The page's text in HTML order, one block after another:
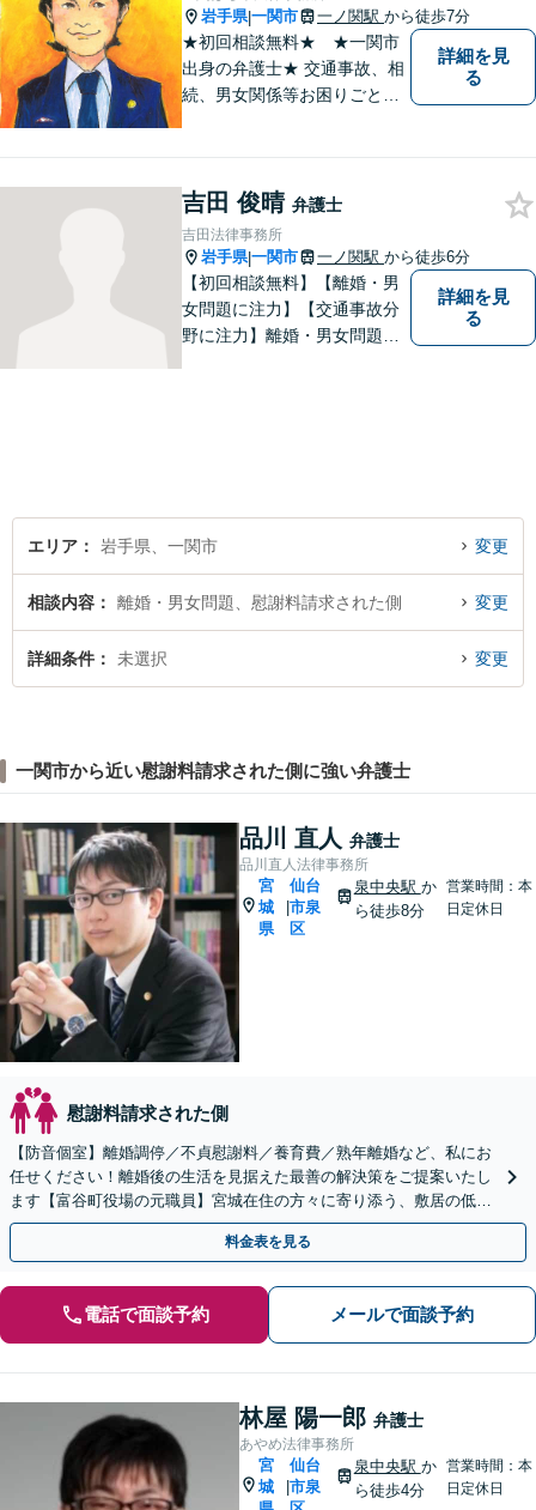
岩手県|一関市 一ノ関駅 から徒歩7分
★初回相談無料★ ★一関市
出身の弁護士★ 交通事故、相
続、男女関係等お困りごとが
詳細を見
る
吉田 俊晴 弁護士
吉田法律事務所
岩手県|一関市 一ノ関駅 から徒歩6分
【初回相談無料】【離婚・男
女問題に注力】【交通事故分
野に注力】離婚・男女問題、
詳細を見
る
エリア 岩手県、一関市 変更
相談内容 離婚・男女問題、慰謝料請求された側 変更
詳細条件 未選択 変更
一関市から近い慰謝料請求された側に強い弁護士
品川 直人 弁護士
品川直人法律事務所
宮
城
県
仙台
市泉
区
泉中央駅 か
ら徒歩8分
営業時間：本
日定休日
慰謝料請求された側
【防音個室】離婚調停／不貞慰謝料／養育費／熟年離婚など、私にお
任せください！離婚後の生活を見据えた最善の解決策をご提案いたし
ます【富谷町役場の元職員】宮城在住の方々に寄り添う、敷居の低い
事務所です【LINE・メール予約可】
料金表を見る
電話で面談予約 メールで面談予約
林屋 陽一郎 弁護士
あやめ法律事務所
宮
城
仙台
市泉
泉中央駅 か
ら徒歩4分
営業時間：本
日定休日